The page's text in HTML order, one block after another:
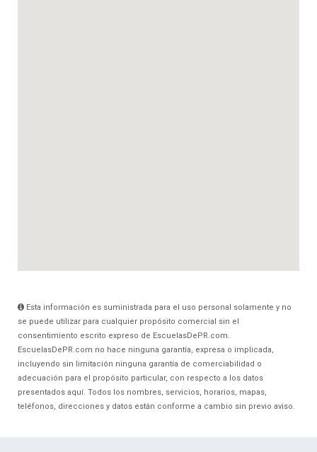
Esta información es suministrada para el uso personal solamente y no
se puede utilizar para cualquier propósito comercial sin el
consentimiento escrito expreso de EscuelasDePR.com.
EscuelasDePR.com no hace ninguna garantía, expresa o implicada,
incluyendo sin limitación ninguna garantía de comerciabilidad o
adecuación para el propósito particular, con respecto a los datos
presentados aquí. Todos los nombres, servicios, horarios, mapas,
teléfonos, direcciones y datos están conforme a cambio sin previo aviso.